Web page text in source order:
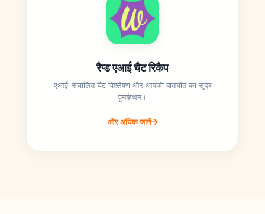
रैप्ड एआई चैट रिकैप
एआई-संचालित चैट विश्लेषण और आपकी बातचीत का सुंदर
पुनर्कथन।
और अधिक जानें